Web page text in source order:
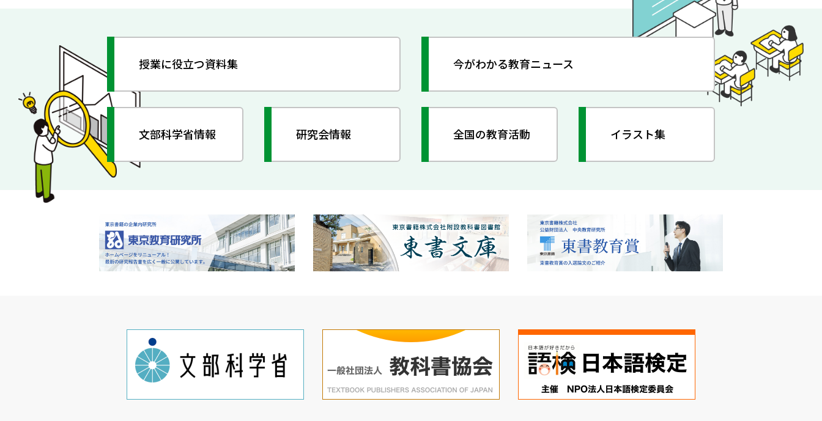
授業に役立つ資料集 今がわかる教育ニュース
文部科学省情報 研究会情報 全国の教育活動 イラスト集